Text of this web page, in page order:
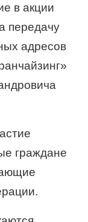
в акции
передачу
адресов
граждане